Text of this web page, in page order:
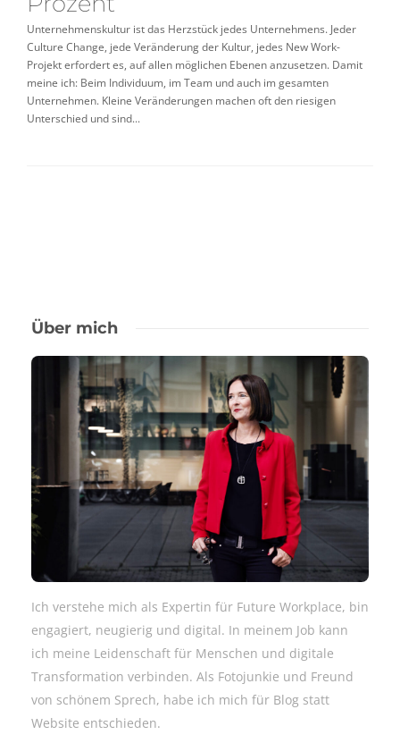
Unternehmenskultur ist das Herzstück jedes Unternehmens. Jeder
Culture Change, jede Veränderung der Kultur, jedes New Work-
Projekt erfordert es, auf allen möglichen Ebenen anzusetzen. Damit
meine ich: Beim Individuum, im Team und auch im gesamten
Unternehmen. Kleine Veränderungen machen oft den riesigen
Unterschied und sind...
Über mich
Ich verstehe mich als Expertin für Future Workplace, bin
engagiert, neugierig und digital. In meinem Job kann
ich meine Leidenschaft für Menschen und digitale
Transformation verbinden. Als Fotojunkie und Freund
von schönem Sprech, habe ich mich für Blog statt
Website entschieden.